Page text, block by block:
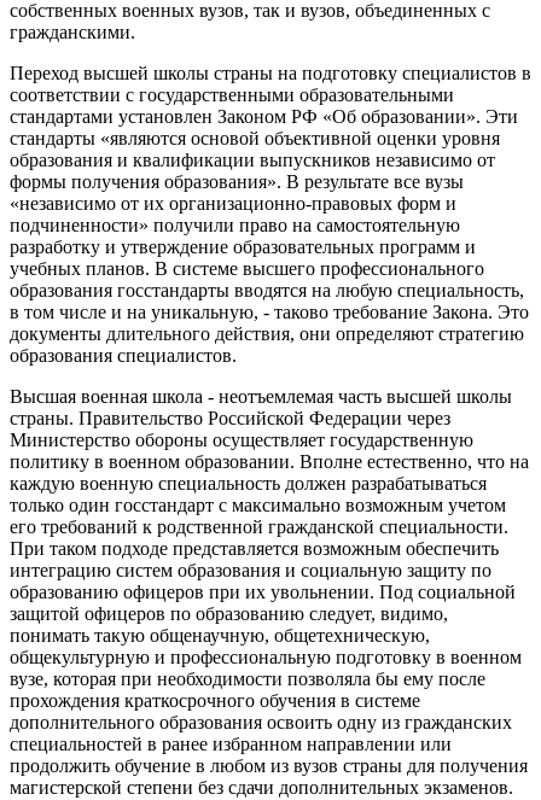
собственных военных вузов, так и вузов, объединенных с
гражданскими.
Переход высшей школы страны на подготовку специалистов в
соответствии с государственными образовательными
стандартами установлен Законом РФ «Об образовании». Эти
стандарты «являются основой объективной оценки уровня
образования и квалификации выпускников независимо от
формы получения образования». В результате все вузы
«независимо от их организационно-правовых форм и
подчиненности» получили право на самостоятельную
разработку и утверждение образовательных программ и
учебных планов. В системе высшего профессионального
образования госстандарты вводятся на любую специальность,
в том числе и на уникальную, - таково требование Закона. Это
документы длительного действия, они определяют стратегию
образования специалистов.
Высшая военная школа - неотъемлемая часть высшей школы
страны. Правительство Российской Федерации через
Министерство обороны осуществляет государственную
политику в военном образовании. Вполне естественно, что на
каждую военную специальность должен разрабатываться
только один госстандарт с максимально возможным учетом
его требований к родственной гражданской специальности.
При таком подходе представляется возможным обеспечить
интеграцию систем образования и социальную защиту по
образованию офицеров при их увольнении. Под социальной
защитой офицеров по образованию следует, видимо,
понимать такую общенаучную, общетехническую,
общекультурную и профессиональную подготовку в военном
вузе, которая при необходимости позволяла бы ему после
прохождения краткосрочного обучения в системе
дополнительного образования освоить одну из гражданских
специальностей в ранее избранном направлении или
продолжить обучение в любом из вузов страны для получения
магистерской степени без сдачи дополнительных экзаменов.